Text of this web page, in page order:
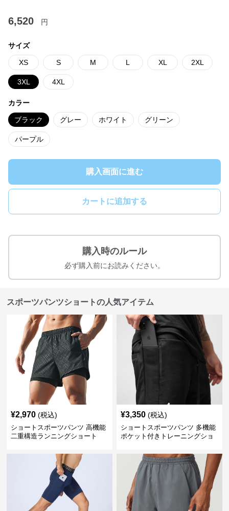
6,520 円
サイズ
XS S M L XL 2XL
3XL 4XL
カラー
ブラック グレー ホワイト グリーン
パープル
購入画面に進む
カートに追加する
購入時のルール
必ず購入前にお読みください。
スポーツパンツショートの人気アイテム
¥2,970 (税込)
ショートスポーツパンツ 高機能
二重構造ランニングショート
¥3,350 (税込)
ショートスポーツパンツ 多機能
ポケット付きトレーニングショ